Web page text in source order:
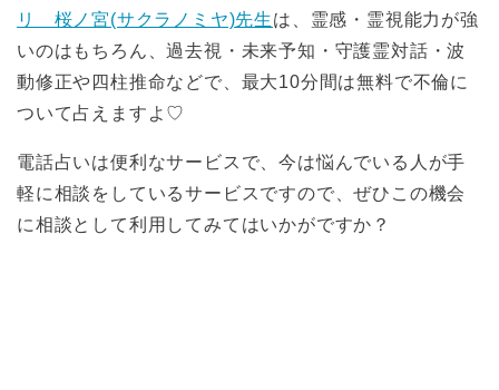
リ 桜ノ宮(サクラノミヤ)先生は、霊感・霊視能力が強
いのはもちろん、過去視・未来予知・守護霊対話・波
動修正や四柱推命などで、最大10分間は無料で不倫に
ついて占えますよ♡
電話占いは便利なサービスで、今は悩んでいる人が手
軽に相談をしているサービスですので、ぜひこの機会
に相談として利用してみてはいかがですか？